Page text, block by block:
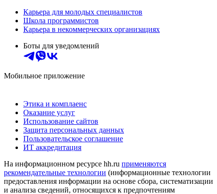
Карьера для молодых специалистов
Школа программистов
Карьера в некоммерческих организациях
Боты для уведомлений
Мобильное приложение
Этика и комплаенс
Оказание услуг
Использование сайтов
Защита персональных данных
Пользовательское соглашение
ИТ аккредитация
На информационном ресурсе hh.ru применяются
рекомендательные технологии (информационные технологии
предоставления информации на основе сбора, систематизации
и анализа сведений, относящихся к предпочтениям